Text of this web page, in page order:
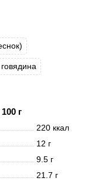
говядина
г
220 ккал
12 г
9.5 г
21.7 г